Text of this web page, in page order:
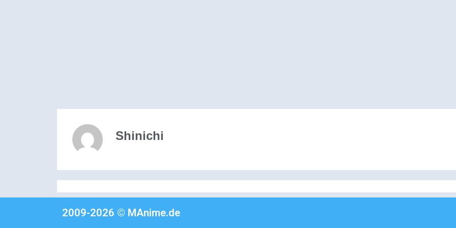
Shinichi
2009-2026 © MAnime.de